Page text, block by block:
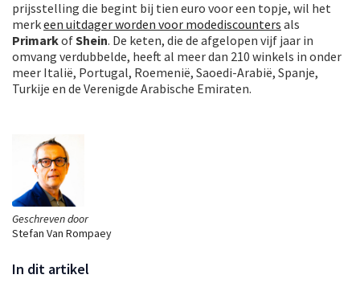
Geschreven door
Stefan Van Rompaey
In dit artikel
prijsstelling die begint bij tien euro voor een topje, wil het
merkeen uitdager worden voor modediscounters als
PrimarkofShein. De keten, die de afgelopen vijf jaar in
omvang verdubbelde, heeft al meer dan 210 winkels in onder
meer Italië, Portugal, Roemenië, Saoedi-Arabië, Spanje,
Turkije en de Verenigde Arabische Emiraten.